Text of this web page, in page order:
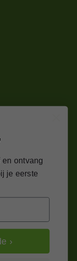
in je
ontvang
je eerste
›